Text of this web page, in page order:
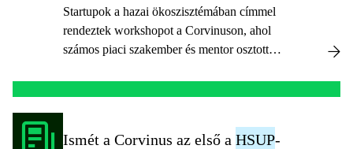
Startupok a hazai ökoszisztémában címmel
rendeztek workshopot a Corvinuson, ahol
számos piaci szakember és mentor osztotta
Ismét a Corvinus az első a HSUP-